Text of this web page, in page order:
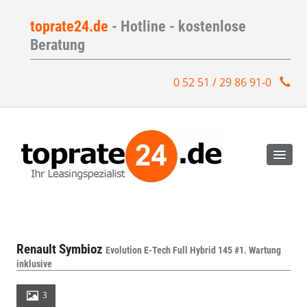
toprate24.de - Hotline - kostenlose
Beratung
0 52 51 / 29 86 91-0
Renault Symbioz Evolution E-Tech Full Hybrid 145 #1. Wartung
inklusive
3